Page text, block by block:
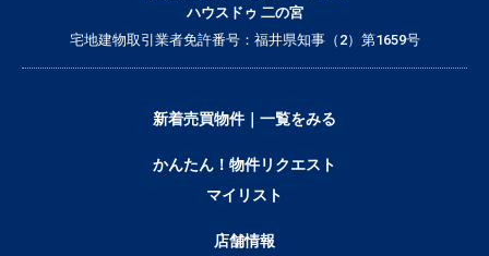
ハウスドゥ 二の宮
宅地建物取引業者免許番号：福井県知事（2）第1659号
新着売買物件｜一覧をみる
かんたん！物件リクエスト
マイリスト
店舗情報